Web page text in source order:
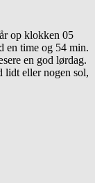
op klokken 05
en time og 54 min.
en god lørdag.
lidt eller nogen sol,